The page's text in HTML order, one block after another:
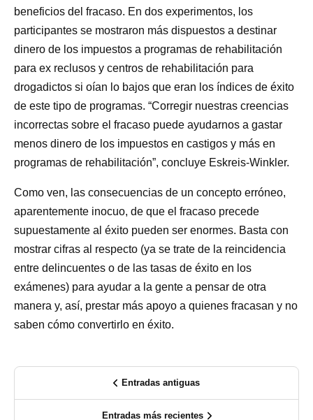
beneficios del fracaso. En dos experimentos, los
participantes se mostraron más dispuestos a destinar
dinero de los impuestos a programas de rehabilitación
para ex reclusos y centros de rehabilitación para
drogadictos si oían lo bajos que eran los índices de éxito
de este tipo de programas. “Corregir nuestras creencias
incorrectas sobre el fracaso puede ayudarnos a gastar
menos dinero de los impuestos en castigos y más en
programas de rehabilitación”, concluye Eskreis-Winkler.
Como ven, las consecuencias de un concepto erróneo,
aparentemente inocuo, de que el fracaso precede
supuestamente al éxito pueden ser enormes. Basta con
mostrar cifras al respecto (ya se trate de la reincidencia
entre delincuentes o de las tasas de éxito en los
exámenes) para ayudar a la gente a pensar de otra
manera y, así, prestar más apoyo a quienes fracasan y no
saben cómo convertirlo en éxito.
Entradas antiguas
Entradas más recientes